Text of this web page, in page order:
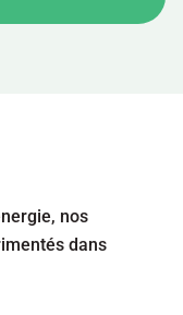
nos
dans